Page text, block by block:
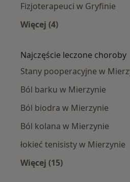
Fizjoterapeuci w Gryfinie
Więcej (4)
Najczęście leczone choroby
Stany pooperacyjne w
Ból barku w Mierzynie
Ból biodra w Mierzynie
Ból kolana w Mierzynie
łokieć tenisisty w Mierzynie
Więcej (15)